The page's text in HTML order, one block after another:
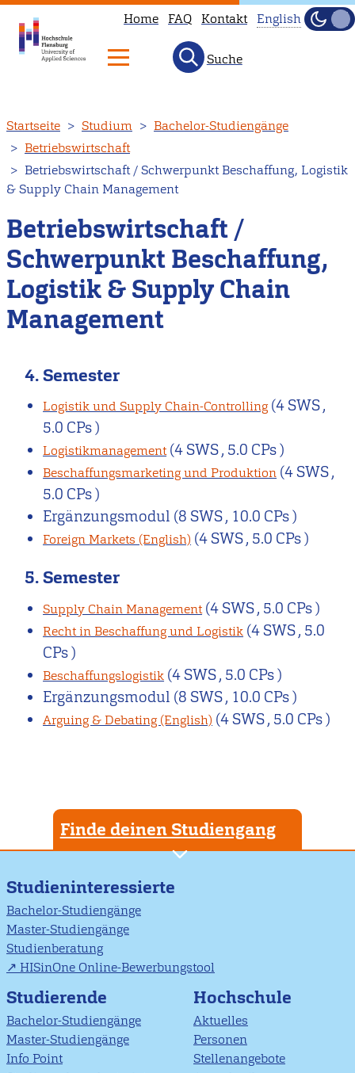
zum
Inhalt
Home FAQ Kontakt
not
in
our
English
English
Hell
Suche
Startseite Studium
Bachelor-Studiengänge
Betriebswirtschaft
Betriebswirtschaft / Schwerpunkt Beschaffung, Logistik
& Supply Chain Management
Betriebswirtschaft /
Schwerpunkt Beschaffung,
Logistik & Supply Chain
Management
4. Semester
Logistik und Supply Chain-Controlling (4 SWS ,
5.0 CPs )
Logistikmanagement (4 SWS , 5.0 CPs )
Beschaffungsmarketing und Produktion (4 SWS ,
5.0 CPs )
Ergänzungsmodul (8 SWS , 10.0 CPs )
Foreign Markets (English) (4 SWS , 5.0 CPs )
5. Semester
Supply Chain Management (4 SWS , 5.0 CPs )
Recht in Beschaffung und Logistik (4 SWS , 5.0
CPs )
Beschaffungslogistik (4 SWS , 5.0 CPs )
Ergänzungsmodul (8 SWS , 10.0 CPs )
Arguing & Debating (English) (4 SWS , 5.0 CPs )
Finde deinen Studiengang
Studieninteressierte
Bachelor-Studiengänge
Master-Studiengänge
Studienberatung
HISinOne Online-Bewerbungstool
Studierende
Bachelor-Studiengänge
Master-Studiengänge
Info Point
Hochschule
Aktuelles
Personen
Stellenangebote